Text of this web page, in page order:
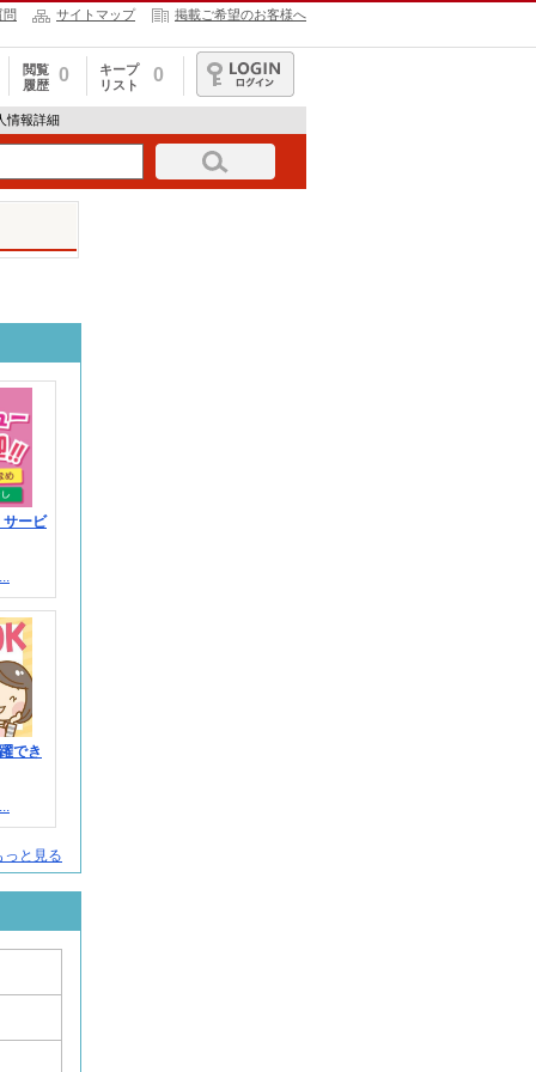
問 サイトマップ 掲載ご希望のお客様へ
閲覧
履歴
0
キープ
リスト
0
ログイン
情報詳細
ービ
でき
と見る